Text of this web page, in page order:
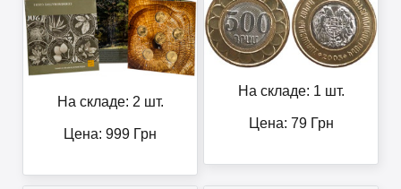
На складе: 2 шт.
Цена: 999 Грн
На складе: 1 шт.
Цена: 79Грн